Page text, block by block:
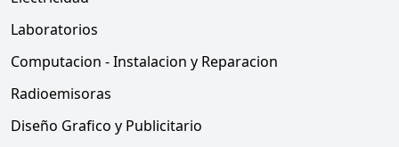
Laboratorios
Computacion - Instalacion y Reparacion
Radioemisoras
Diseño Grafico y Publicitario